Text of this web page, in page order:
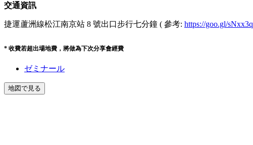
交通資訊
捷運蘆洲線松江南京站 8 號出口步行七分鐘 ( 參考: https://goo.gl/sNxx3q
* 收費若超出場地費，將做為下次分享會經費
ゼミナール
地図で見る